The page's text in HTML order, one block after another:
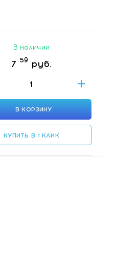
В наличии
7 59 руб.
В КОРЗИНУ
КУПИТЬ В 1 КЛИК